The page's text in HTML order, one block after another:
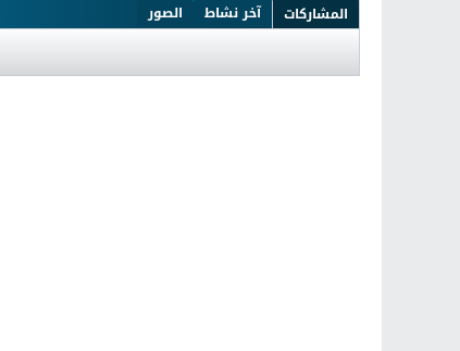
المشاركات آخر نشاط الصور